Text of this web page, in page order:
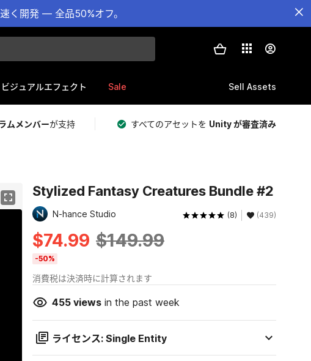
く開発 — 全品50%オフ。
ビジュアルエフェクト Sale Sell Assets
ムメンバーが支持 すべてのアセットを Unity が審査済み
Stylized Fantasy Creatures Bundle #2
N-hance Studio (8) (439)
$74.99 $149.99
-50%
消費税は決済時に計算されます
455viewsin the past week
ライセンス: Single Entity